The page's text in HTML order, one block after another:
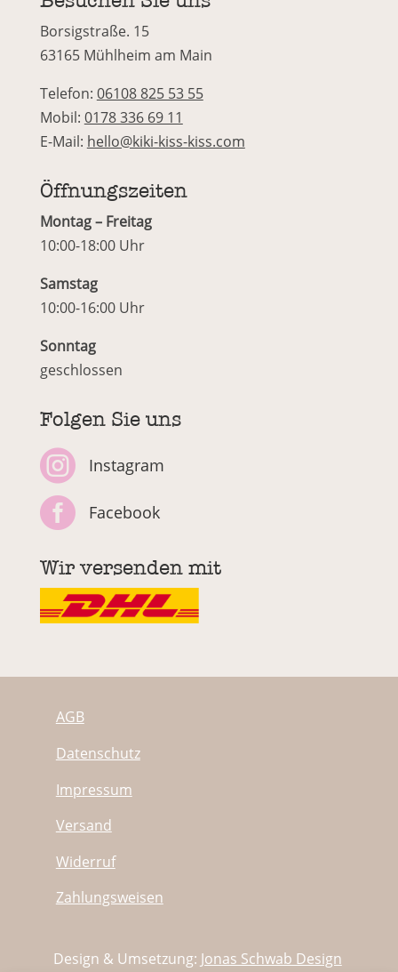
Borsigstraße. 15
63165 Mühlheim am Main
Telefon: 06108 825 53 55
Mobil: 0178 336 69 11
E-Mail: hello@kiki-kiss-kiss.com
Öffnungszeiten
Montag – Freitag
10:00-18:00 Uhr
Samstag
10:00-16:00 Uhr
Sonntag
geschlossen
Folgen Sie uns
 Instagram
 Facebook
Wir versenden mit
AGB
Datenschutz
Impressum
Versand
Widerruf
Zahlungsweisen
Design & Umsetzung: Jonas Schwab Design